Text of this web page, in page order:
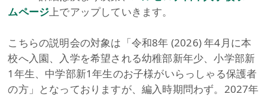
ムページ上でアップしていきます。
​こちらの説明会の対象は「令和8年 (2026) 年4月に本
校へ入園、入学を希望される幼稚部新年少、小学部新
1年生、中学部新1年生のお子様がいらっしゃる保護者
の方」となっておりますが、編入時期問わず。2027年